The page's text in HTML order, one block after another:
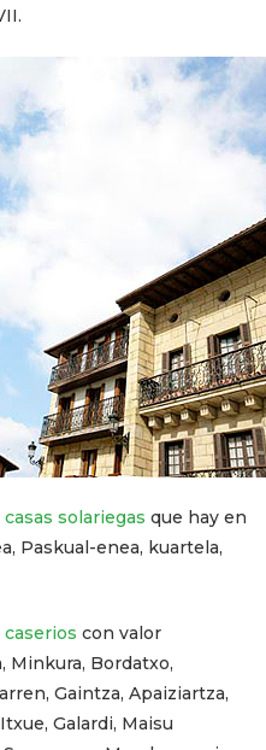
casas solariegas que hay en
Paskual-enea, kuartela,
caserios con valor
Minkura, Bordatxo,
Gaintza, Apaiziartza,
Galardi, Maisu